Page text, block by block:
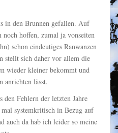
in den Brunnen gefallen. Auf
hoffen, zumal ja vonseiten
schon eindeutiges Ranwanzen
stellt sich daher vor allem die
wieder kleiner bekommt und
anrichten lässt.
den Fehlern der letzten Jahre
systemkritisch in Bezug auf
auch da hab ich leider so meine